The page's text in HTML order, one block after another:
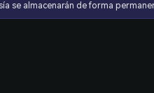
se almacenarán de forma